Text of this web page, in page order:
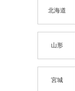
北海道
山形
宮城